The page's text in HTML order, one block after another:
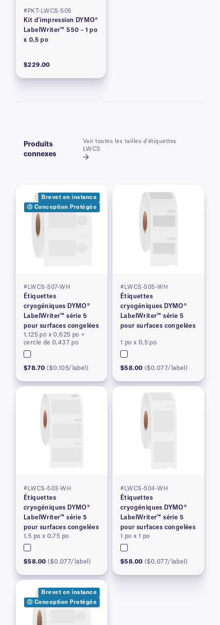
#PKT-LWCS-505
Kit d'impression DYMO®
LabelWriter™ 550 – 1 po
x 0,5 po
$229.00
Produits
connexes
Voir toutes les tailles d'étiquettes
LWCS
Brevet en instance
Ⓓ Conception Protégée
#LWCS-507-WH
Étiquettes
cryogéniques DYMO®
LabelWriter™ série 5
pour surfaces congelées
1,125 po x 0,625 po +
cercle de 0,437 po
$78.70 ($0.105/label)
#LWCS-505-WH
Étiquettes
cryogéniques DYMO®
LabelWriter™ série 5
pour surfaces congelées
1 po x 0,5 po
$58.00 ($0.077/label)
#LWCS-503-WH
Étiquettes
cryogéniques DYMO®
LabelWriter™ série 5
pour surfaces congelées
1,5 po x 0,75 po
$58.00 ($0.077/label)
#LWCS-504-WH
Étiquettes
cryogéniques DYMO®
LabelWriter™ série 5
pour surfaces congelées
1 po x 1 po
$58.00 ($0.077/label)
Brevet en instance
Ⓓ Conception Protégée